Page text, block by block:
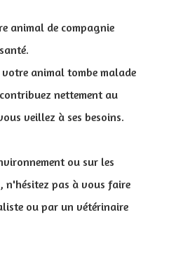
animal de compagnie
animal tombe malade
nettement au
veillez à ses besoins.
ou sur les
n'hésitez pas à vous faire
ou par un vétérinaire